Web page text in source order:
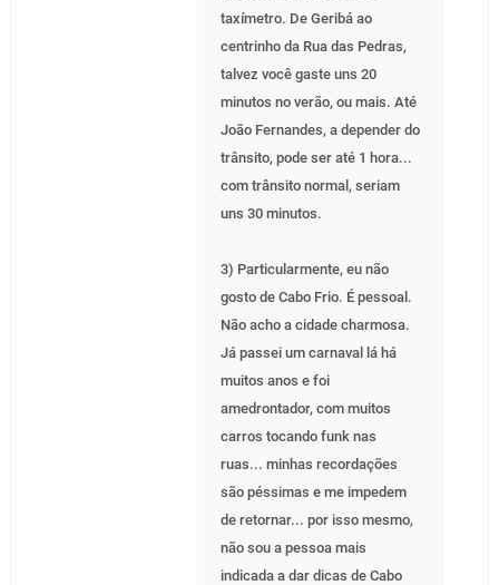
taxímetro. De Geribá ao
centrinho da Rua das Pedras,
talvez você gaste uns 20
minutos no verão, ou mais. Até
João Fernandes, a depender do
trânsito, pode ser até 1 hora...
com trânsito normal, seriam
uns 30 minutos.
3) Particularmente, eu não
gosto de Cabo Frio. É pessoal.
Não acho a cidade charmosa.
Já passei um carnaval lá há
muitos anos e foi
amedrontador, com muitos
carros tocando funk nas
ruas... minhas recordações
são péssimas e me impedem
de retornar... por isso mesmo,
não sou a pessoa mais
indicada a dar dicas de Cabo